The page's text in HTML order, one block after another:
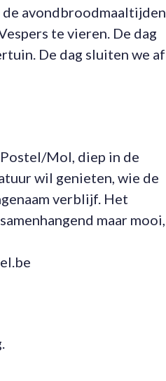
de avondbroodmaaltijden
te vieren. De dag
De dag sluiten we af
Mol, diep in de
wil genieten, wie de
verblijf. Het
maar mooi,